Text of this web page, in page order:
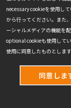
necessary cookieを使用し
から行ってください。また
ーシャルメディアの機能を
optional cookieも使用して
使用に同意したものとします
同意しま
COOKIE
会社情報